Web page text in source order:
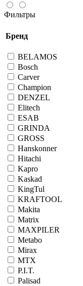
Фильтры
Бренд
BELAMOS
Bosch
Carver
Champion
DENZEL
Elitech
ESAB
GRINDA
GROSS
Hanskonner
Hitachi
Kapro
Kaskad
KingTul
KRAFTOOL
Makita
Matrix
MAXPILER
Metabo
Mirax
MTX
P.I.T.
Palisad